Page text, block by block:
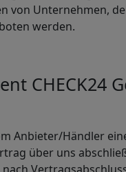
von Unternehmen,
werden.
CHECK24
Anbieter/Händler
über uns